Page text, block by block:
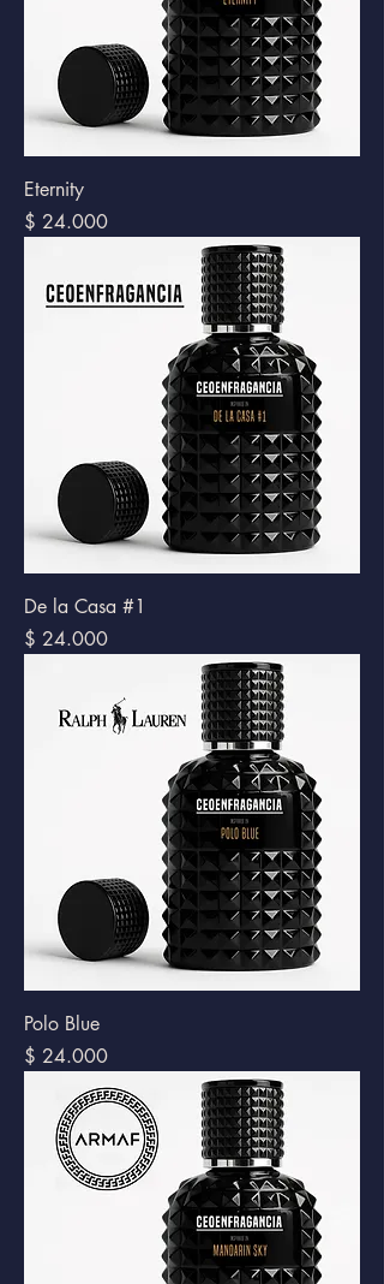
Eternity
Precio
$ 24.000
De la Casa #1
Precio
$ 24.000
Polo Blue
Precio
$ 24.000